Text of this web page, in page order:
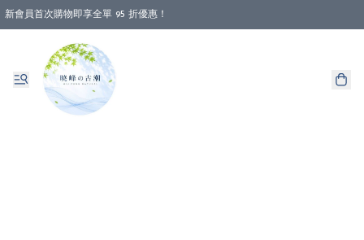
新會員首次購物即享全單 95 折優惠！
消費即享全單 88 折優惠！